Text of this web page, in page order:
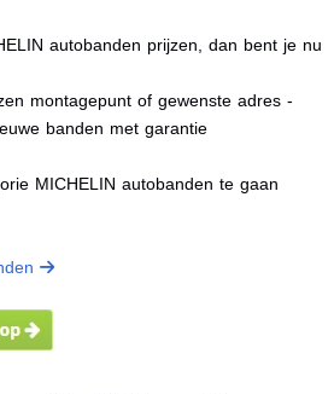
autobanden prijzen, dan bent je nu
montagepunt of gewenste adres -
banden met garantie
MICHELIN autobanden te gaan